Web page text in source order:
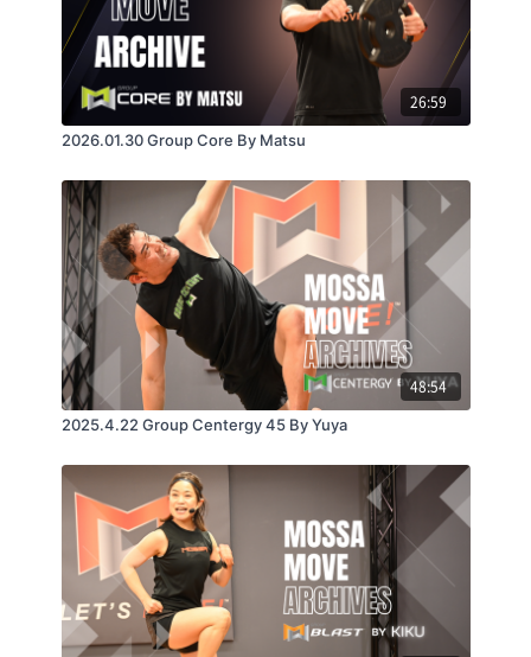
26:59
2026.01.30 Group Core By Matsu
48:54
2025.4.22 Group Centergy 45 By Yuya